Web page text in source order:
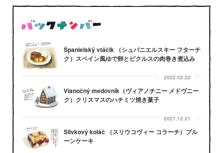
Španielský vtáčik （シュパニエルスキー フターチ
ク）スペイン風ゆで卵とピクルスの肉巻き煮込み
2022.02.22
Vianočný medovník（ヴィアノチニー メドヴニー
ク）クリスマスのハチミツ焼き菓子
2021.12.21
Slivkový koláč （スリウコヴィー コラーチ）プル
ーンケーキ